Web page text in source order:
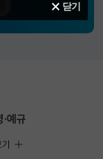
닫기
행정예고
·예규